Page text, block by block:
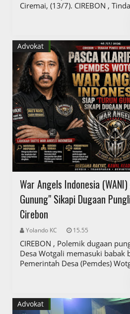
Ciremai, (13/7). CIREBON ,
Advokat
War Angels Indonesia
Gunung" Sikapi Dugaan
Cirebon
Yolando KC 15.55
CIREBON , Polemik dugaan
Desa Wotgali memasuki babak
Pemerintah Desa (Pemdes)
Advokat